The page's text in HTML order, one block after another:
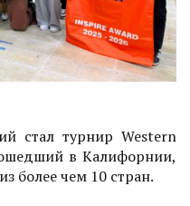
стал турнир Western
в Калифорнии,
более чем 10 стран.